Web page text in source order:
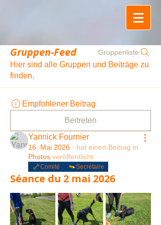
Gruppen-Feed Gruppenliste
Hier sind alle Gruppen und Beiträge zu
finden.
Empfohlener Beitrag
Beitreten
Yannick Fournier
16. Mai 2026 · hat einen Beitrag in
Photos veröffentlicht.
Comité Secrétaire
Séance du 2 mai 2026